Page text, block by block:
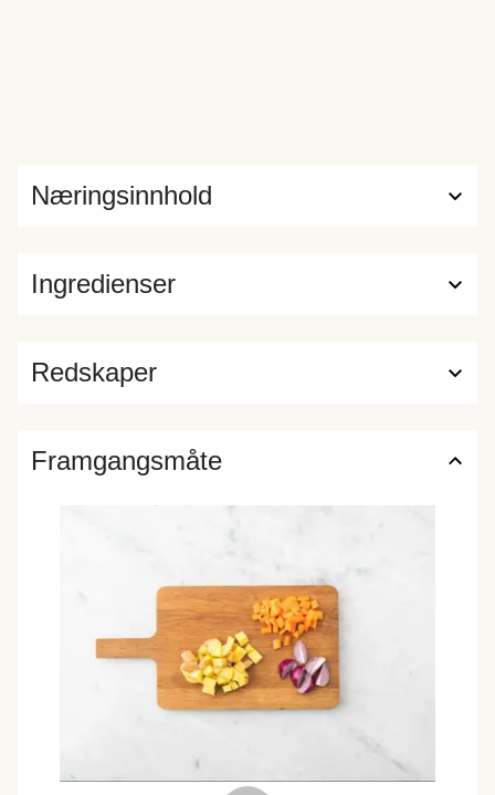
Ingredienser
Næringsinnhold
Redskaper
Framgangsmåte